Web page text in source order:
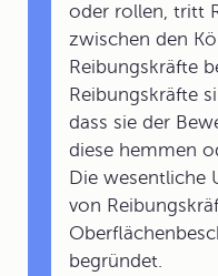
oder rollen, tritt
zwischen den
Reibungskräfte
Reibungskräfte
dass sie der
diese hemmen
Die wesentliche
von
begründet.